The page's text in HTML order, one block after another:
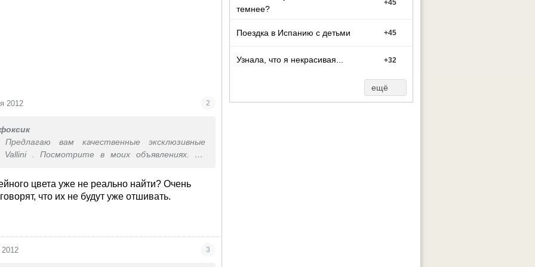
2012 2
вам качественные эксклюзивные
Vallini . Посмотрите в моих объявлениях. Не
цвета уже не реально найти? Очень
что их не будут уже отшивать.
3
темнее?
+45
Поездка в Испанию с детьми +45
Узнала, что я некрасивая... +32
ещё